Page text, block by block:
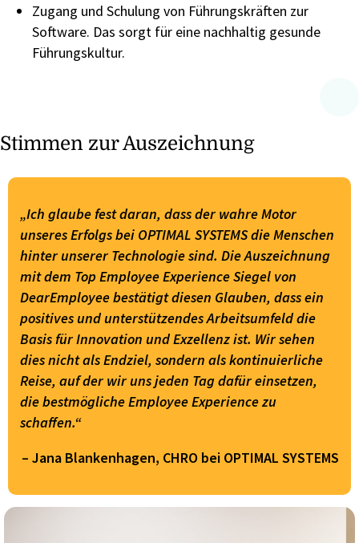
​Zugang und Schulung von Führungskräften zur
Software. Das sorgt für eine nachhaltig gesunde
Führungskultur.
Stimmen zur Auszeichnung
„Ich glaube fest daran, dass der wahre Motor
unseres Erfolgs bei OPTIMAL SYSTEMS die Menschen
hinter unserer Technologie sind. Die Auszeichnung
mit dem Top Employee Experience Siegel von
DearEmployee bestätigt diesen Glauben, dass ein
positives und unterstützendes Arbeitsumfeld die
Basis für Innovation und Exzellenz ist. Wir sehen
dies nicht als Endziel, sondern als kontinuierliche
Reise, auf der wir uns jeden Tag dafür einsetzen,
die bestmögliche Employee Experience zu
schaffen.“
– Jana Blankenhagen, CHRO bei OPTIMAL SYSTEMS